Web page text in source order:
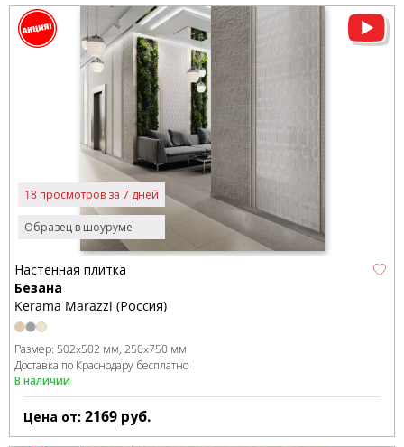
Образец в шоуруме
18 просмотров за 7 дней
Настенная плитка
Безана
Kerama Marazzi (Россия)
Размер: 502x502 мм 250x750 мм
Доставка по Краснодару бесплатно
В наличии
Цена от: 2169 руб.